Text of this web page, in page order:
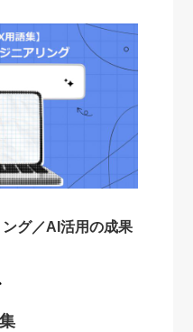
グ／AI活用の成果